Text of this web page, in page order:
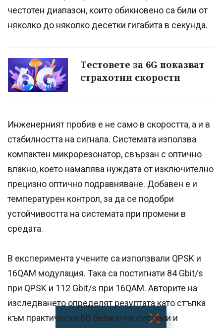
честотен диапазон, които обикновено са били от
няколко до няколко десетки гигабита в секунда.
Тестовете за 6G показват
страхотни скорости
Инженерният пробив е не само в скоростта, а и в
стабилността на сигнала. Системата използва
компактен микрорезонатор, свързан с оптично
влакно, което намалява нуждата от изключително
прецизно оптично подравняване. Добавен е и
температурен контрол, за да се подобри
устойчивостта на системата при промени в
средата.
В експеримента учените са използвали QPSK и
16QAM модулация. Така са постигнати 84 Gbit/s
при QPSK и 112 Gbit/s при 16QAM. Авторите на
изследването определят резултата като стъпка
към практически 6G безжични системи и